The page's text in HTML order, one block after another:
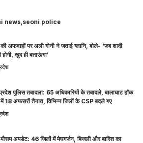
news seoni police
की अफवाहों पर अली गोनी ने जताई ग्लानि, बोले- ‘जब शादी
होगी, खुद ही बताऊंगा’
पुलिस तबादला: 65 अधिकारियों के तबादले, बालाघाट हॉक
में 18 अफसरों तैनात, विभिन्न जिलों के CSP बदले गए
मौसम अपडेट: 46 जिलों में मेघगर्जन, बिजली और बारिश का